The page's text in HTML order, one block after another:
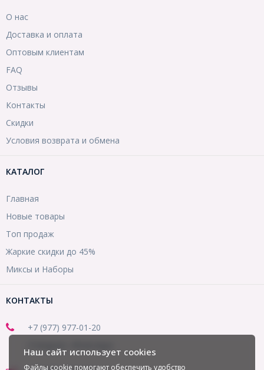
О нас
Доставка и оплата
Оптовым клиентам
FAQ
Отзывы
Контакты
Скидки
Условия возврата и обмена
КАТАЛОГ
Главная
Новые товары
Топ продаж
Жаркие скидки до 45%
Миксы и Наборы
КОНТАКТЫ
+7 (977) 977-01-20
Наш сайт использует cookies
Файлы cookie помогают обеспечить удобство